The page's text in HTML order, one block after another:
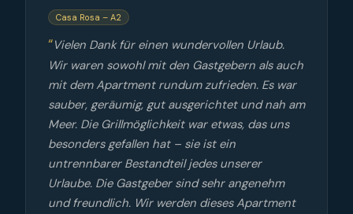
Casa Rosa – A2
Vielen Dank für einen wundervollen Urlaub.
Wir waren sowohl mit den Gastgebern als auch
mit dem Apartment rundum zufrieden. Es war
sauber, geräumig, gut ausgerichtet und nah am
Meer. Die Grillmöglichkeit war etwas, das uns
besonders gefallen hat – sie ist ein
untrennbarer Bestandteil jedes unserer
Urlaube. Die Gastgeber sind sehr angenehm
und freundlich. Wir werden dieses Apartment